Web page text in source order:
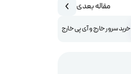
مقاله بعدی
خرید سرور خارج و آی پی خارج